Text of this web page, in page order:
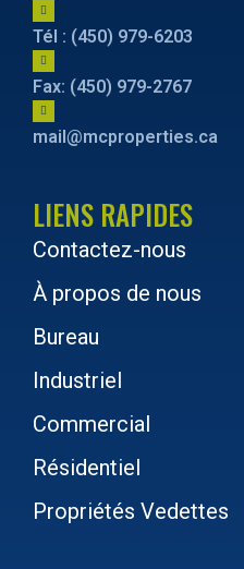
Tél : (450) 979-6203
Fax: (450) 979-2767
mail@mcproperties.ca
LIENS RAPIDES
Contactez-nous
À propos de nous
Bureau
Industriel
Commercial
Résidentiel
Propriétés Vedettes